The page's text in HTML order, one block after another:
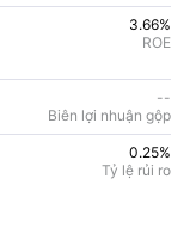
3.66%
ROE
--
Biên lợi nhuận gộp
0.25%
Tỷ lệ rủi ro